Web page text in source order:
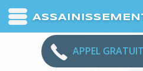
APPEL GRATUIT